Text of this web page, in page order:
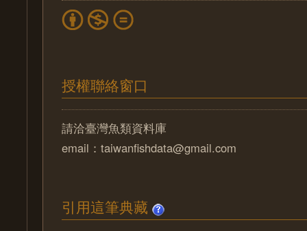
授權聯絡窗口
請洽臺灣魚類資料庫
email：taiwanfishdata@gmail.com
引用這筆典藏